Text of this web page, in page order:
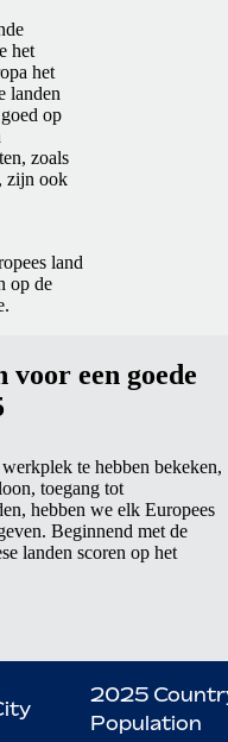
het
het
landen
op
zoals
zijn ook
land
op de
voor een goede
te hebben bekeken,
toegang tot
hebben we elk Europees
Beginnend met de
landen scoren op het
2025
Population